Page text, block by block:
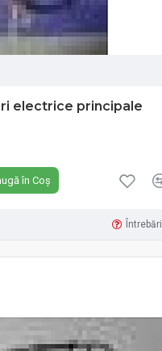
electrice principale
în Coș
Întrebări